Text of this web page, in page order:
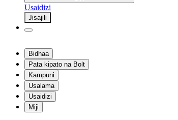
Usaidizi
Jisajili
Bidhaa
Pata kipato na Bolt
Kampuni
Usalama
Usaidizi
Miji